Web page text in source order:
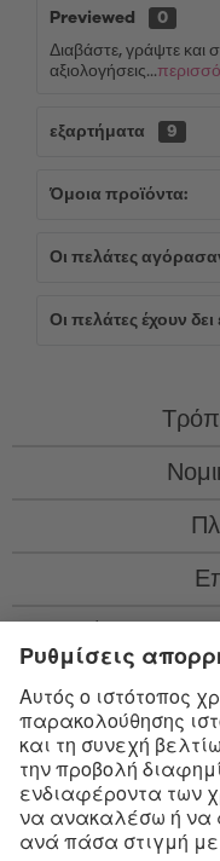
Previewed
0
Διαβάστε, γράψτε και
αξιολογήσεις...
εξαρτήματα 9
Όμοια προϊόντα:
Οι πελάτες
Οι πελάτες έχουν δει
παραλαβής, αν
Bluetooth SIG, Inc. και η
πραγματοποιείται
Το Apple, το λογότυπο Apple
Apple Inc. Το Google Play και